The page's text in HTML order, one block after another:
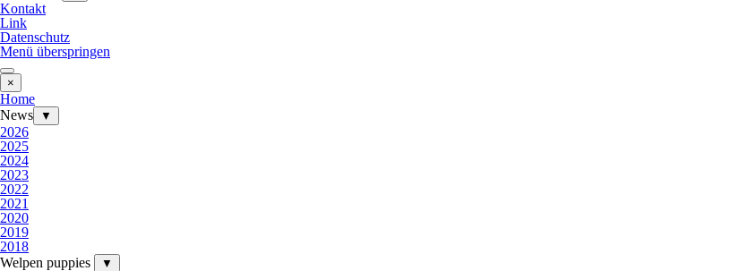
Kontakt
Link
Datenschutz
Menü überspringen
×
Home
News
▼
2026
2025
2024
2023
2022
2021
2020
2019
2018
Welpen puppies
▼